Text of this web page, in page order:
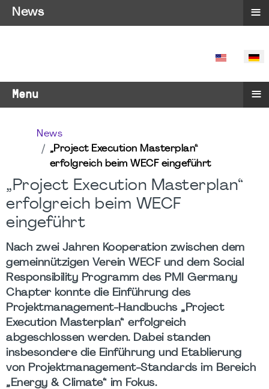
SPRACHE
Menu ≡
News
„Project Execution Masterplan“
erfolgreich beim WECF eingeführt
„Project Execution Masterplan“
erfolgreich beim WECF
eingeführt
Nach zwei Jahren Kooperation zwischen dem
gemeinnützigen Verein WECF und dem Social
Responsibility Programm des PMI Germany
Chapter konnte die Einführung des
Projektmanagement-Handbuchs „Project
Execution Masterplan“ erfolgreich
abgeschlossen werden. Dabei standen
insbesondere die Einführung und Etablierung
von Projektmanagement-Standards im Bereich
„Energy & Climate“ im Fokus.
News ≡